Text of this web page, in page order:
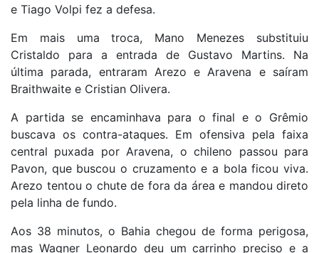
e Tiago Volpi fez a defesa.
Em mais uma troca, Mano Menezes substituiu
Cristaldo para a entrada de Gustavo Martins. Na
última parada, entraram Arezo e Aravena e saíram
Braithwaite e Cristian Olivera.
A partida se encaminhava para o final e o Grêmio
buscava os contra-ataques. Em ofensiva pela faixa
central puxada por Aravena, o chileno passou para
Pavon, que buscou o cruzamento e a bola ficou viva.
Arezo tentou o chute de fora da área e mandou direto
pela linha de fundo.
Aos 38 minutos, o Bahia chegou de forma perigosa,
mas Wagner Leonardo deu um carrinho preciso e a